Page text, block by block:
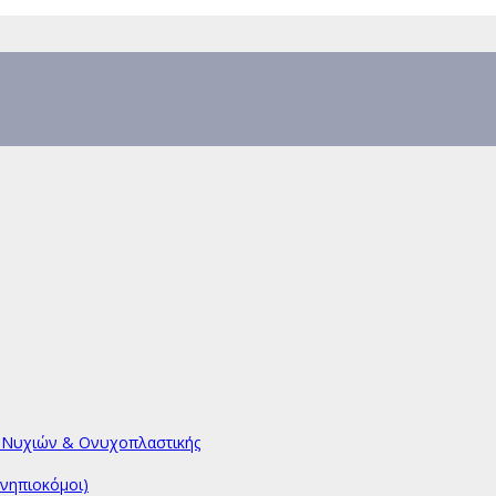
& Ονυχοπλαστικής